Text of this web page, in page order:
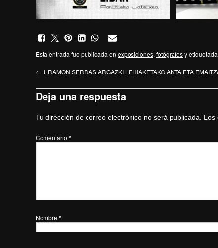
Esta entrada fue publicada en exposiciones, fotógrafosy etiquetada
← 1.RAMON SERRAS ARGAZKI LEHIAKETAKO AKTA ETA
Deja una respuesta
Tu dirección de correo electrónico no será publicada. Los
Comentario *
Nombre *